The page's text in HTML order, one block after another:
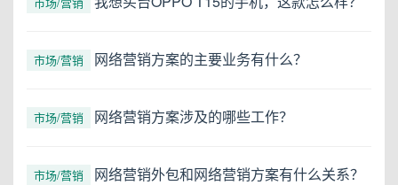
市场/营销 网络营销方案的主要业务有什么？
市场/营销 网络营销方案涉及的哪些工作？
市场/营销 网络营销外包和网络营销方案有什么关系？